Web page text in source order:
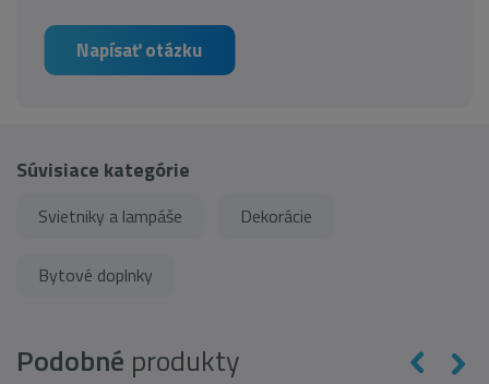
Napísať otázku
Súvisiace kategórie
Svietniky a lampáše Dekorácie
Bytové doplnky
Podobné produkty